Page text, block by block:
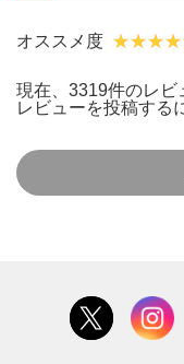
オススメ度
現在、3319件のレビ
レビューを投稿する